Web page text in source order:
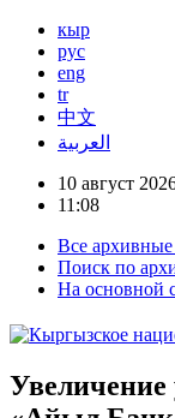
кыр
рус
eng
tr
中文
العربية
10 август
11:08
Все
Поиск по
На основной
Увеличение